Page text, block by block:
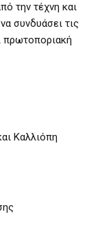
την τέχνη και
συνδυάσει τις
πρωτοποριακή
Καλλιόπη